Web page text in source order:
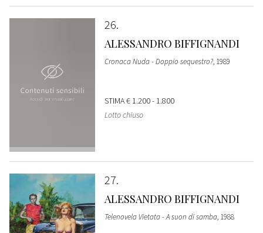
26
ALESSANDRO BIFFIGNANDI
Cronaca Nuda - Doppio sequestro?, 1989
STIMA€ 1.200 - 1.800
Lotto chiuso
27
ALESSANDRO BIFFIGNANDI
Telenovela Vietata - A suon di samba, 1988